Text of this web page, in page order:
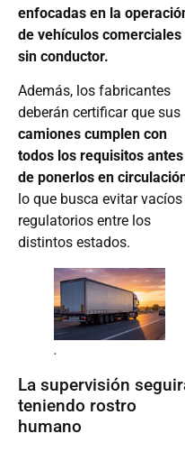
enfocadas en la
de vehículos comerciales
sin conductor.
Además, los fabricantes
deberán certificar que sus
camiones cumplen con
todos los requisitos antes
de ponerlos en
lo que busca evitar vacíos
regulatorios entre los
distintos estados.
.
La supervisión
teniendo rostro
humano